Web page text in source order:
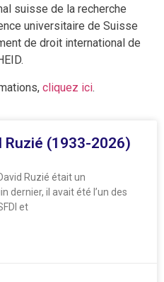
suisse de la recherche
universitaire de Suisse
de droit international de
cliquez ici.
Ruzié (1933-2026)
Ruzié était un
dernier, il avait été l’un des
et